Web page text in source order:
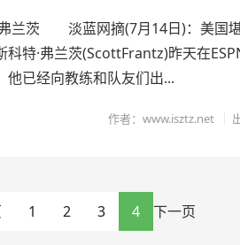
兰茨 淡蓝网摘(7月14日)：美国堪
科特·弗兰茨(ScottFrantz)昨天在
他已经向教练和队友们出...
作者：www.isztz.net
1 2 3 4 下一页